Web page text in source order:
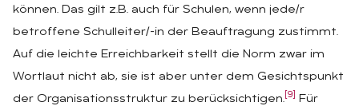
können. Das gilt z.B. auch für Schulen, wenn jede/r
betroffene Schulleiter/-in der Beauftragung zustimmt.
Auf die leichte Erreichbarkeit stellt die Norm zwar im
Wortlaut nicht ab, sie ist aber unter dem Gesichtspunkt
der Organisationsstruktur zu berücksichtigen. [9] Für